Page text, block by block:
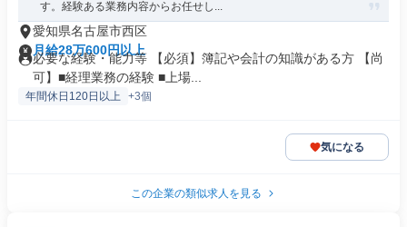
す。経験ある業務内容からお任せし...
愛知県名古屋市西区
月給28万600円以上
必要な経験・能力等 【必須】簿記や会計の知識がある方 【尚
可】■経理業務の経験 ■上場...
年間休日120日以上 +3個
気になる
この企業の類似求人を見る